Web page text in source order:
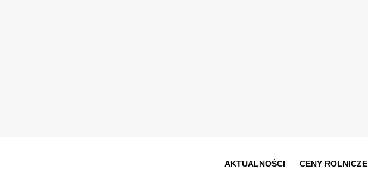
AKTUALNOŚCI CENY ROLNICZE